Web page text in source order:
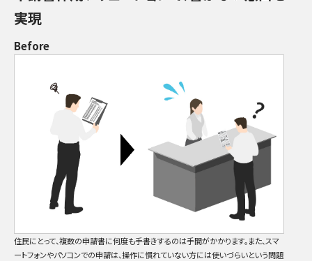
実現
Before
住民にとって、複数の申請書に何度も手書きするのは手間がかかります。また、スマ
ートフォンやパソコンでの申請は、操作に慣れていない方には使いづらいという問題